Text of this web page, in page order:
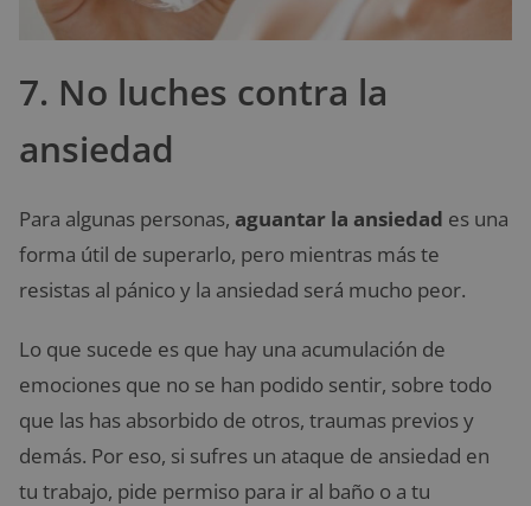
7. No luches contra la
ansiedad
Para algunas personas, aguantar la ansiedad es una
forma útil de superarlo, pero mientras más te
resistas al pánico y la ansiedad será mucho peor.
Lo que sucede es que hay una acumulación de
emociones que no se han podido sentir, sobre todo
que las has absorbido de otros, traumas previos y
demás. Por eso, si sufres un ataque de ansiedad en
tu trabajo, pide permiso para ir al baño o a tu